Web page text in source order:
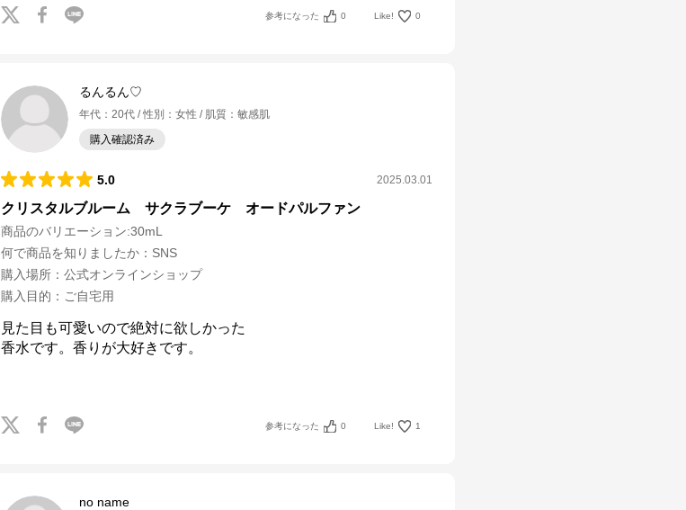
参考になった 0 Like! 0
るんるん♡
年代 ： 20代 性別 ： 女性 肌質 ： 敏感肌
購入確認済み
5.0 2025.03.01
クリスタルブルーム サクラブーケ オードパルファン
商品のバリエーション:30mL
何で商品を知りましたか ： SNS
購入場所 ： 公式オンラインショップ
購入目的 ： ご自宅用
見た目も可愛いので絶対に欲しかった
香水です。香りが大好きです。
参考になった 0 Like! 1
no name